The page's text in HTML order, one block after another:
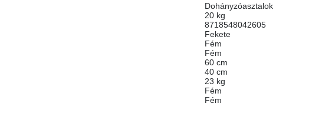
Dohányzóasztalok
20 kg
8718548042605
Fekete
Fém
Fém
60 cm
40 cm
23 kg
Fém
Fém